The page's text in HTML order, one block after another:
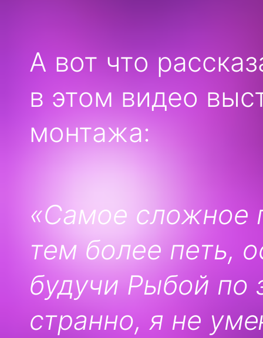
А вот что
в этом видео
монтажа:
«Самое сложное
тем более петь,
будучи Рыбой по
странно, я не